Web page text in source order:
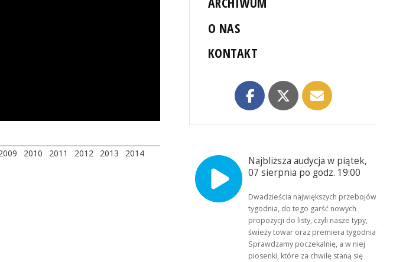
2010 2011 2012 2013
2014
O NAS
KONTAKT
Najbliższa audycja w piątek,
07 sierpnia po godz. 19:00
Dwadzieścia największych przebojów
tygodnia, do tego garść nowych
propozycji do listy, czyli nasze typy,
świeży towar oraz premiera tygodnia!
Sprawdzamy poczekalnię, a w niej
piosenki, które za chwilę staną się